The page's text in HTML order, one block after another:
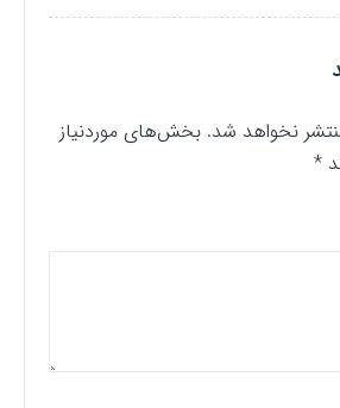
نخواهد شد. بخش‌های موردنیاز
*